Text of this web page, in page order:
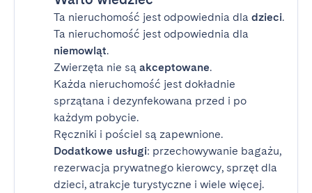
Ta nieruchomość jest odpowiednia dla dzieci.
Ta nieruchomość jest odpowiednia dla
niemowląt.
Zwierzęta nie są akceptowane.
Każda nieruchomość jest dokładnie
sprzątana i dezynfekowana przed i po
każdym pobycie.
Ręczniki i pościel są zapewnione.
Dodatkowe usługi: przechowywanie bagażu,
rezerwacja prywatnego kierowcy, sprzęt dla
dzieci, atrakcje turystyczne i wiele więcej.